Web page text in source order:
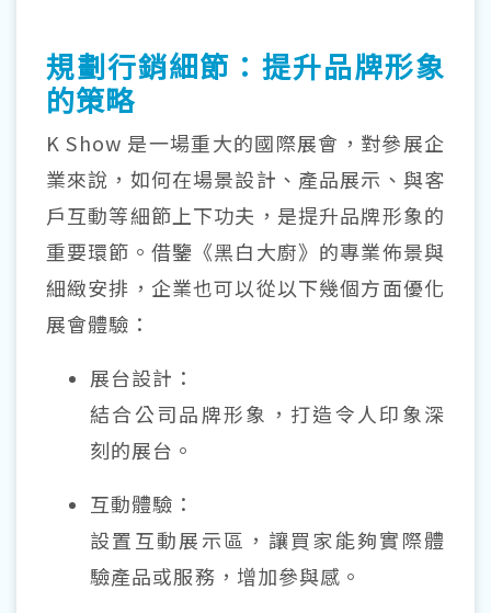
規劃行銷細節：提升品牌形象
的策略
K Show 是一場重大的國際展會，對參展企
業來說，如何在場景設計、產品展示、與客
戶互動等細節上下功夫，是提升品牌形象的
重要環節。借鑒《黑白大廚》的專業佈景與
細緻安排，企業也可以從以下幾個方面優化
展會體驗：
展台設計：
結合公司品牌形象，打造令人印象深
刻的展台。
互動體驗：
設置互動展示區，讓買家能夠實際體
驗產品或服務，增加參與感。